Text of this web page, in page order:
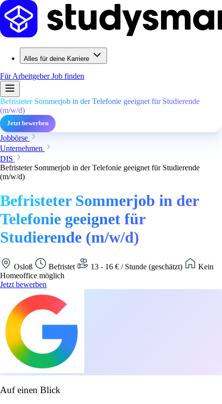
Alles für deine Karriere
Für ArbeitgeberJob finden
Befristeter Sommerjob in der Telefonie geeignet für Studierende
(m/w/d)
Jetzt bewerben
Jobbörse
Unternehmen
DIS
Befristeter Sommerjob in der Telefonie geeignet für Studierende
(m/w/d)
Befristeter Sommerjob in der
Telefonie geeignet für
Studierende (m/w/d)
Osloß Befristet 13 - 16 € / Stunde (geschätzt)
Kein
Homeoffice möglich
Jetzt bewerben
Auf einen Blick